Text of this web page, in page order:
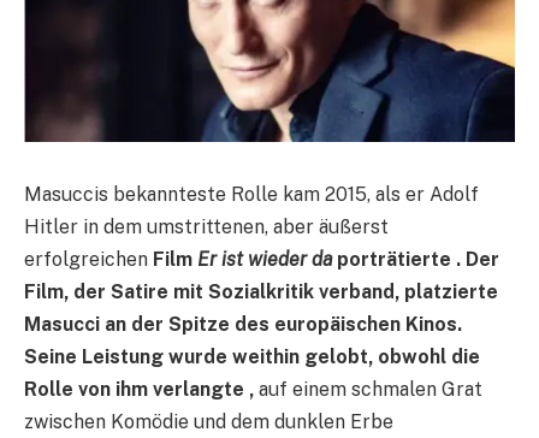
Masuccis bekannteste Rolle kam 2015, als er Adolf
Hitler in dem umstrittenen, aber äußerst
erfolgreichen Film Erist wieder daporträtierte . Der
Film, der Satire mit Sozialkritik verband, platzierte
Masucci an der Spitze des europäischen Kinos.
Seine Leistung wurde weithin gelobt, obwohl die
Rolle von ihm verlangte , auf einem schmalen Grat
zwischen Komödie und dem dunklen Erbe